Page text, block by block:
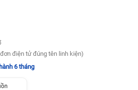
điện tử đúng tên linh kiện)
6 tháng